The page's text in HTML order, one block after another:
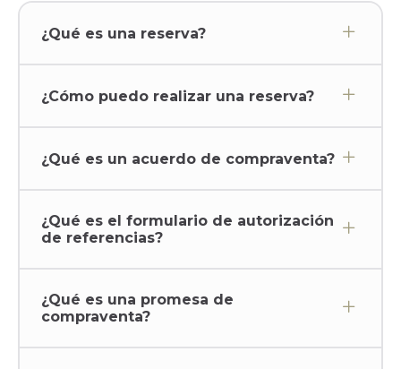
¿Qué es una reserva?
¿Cómo puedo realizar una reserva?
¿Qué es un acuerdo de compraventa?
¿Qué es el formulario de autorización
de referencias?
¿Qué es una promesa de
compraventa?